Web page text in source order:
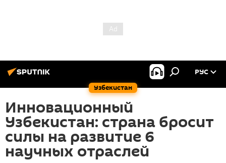
Узбекистан
РУС
Инновационный
Узбекистан: страна бросит
силы на развитие 6
научных отраслей